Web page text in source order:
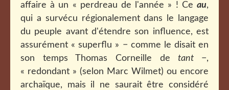
affaire à un « perdreau de l'année » ! Ce au,
qui a survécu régionalement dans le langage
du peuple avant d'étendre son influence, est
assurément « superflu » − comme le disait en
son temps Thomas Corneille detant
−,
« redondant » (selon Marc Wilmet) ou encore
archaïque, mais il ne saurait être considéré